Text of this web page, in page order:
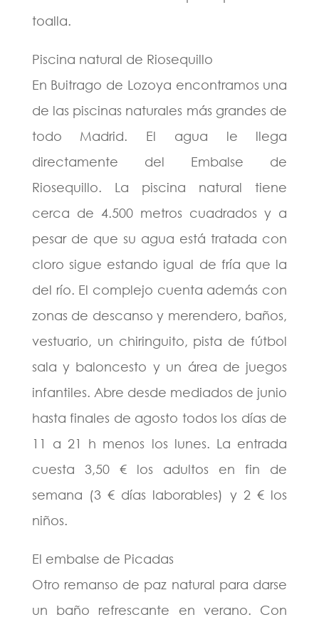
toalla.
Piscina natural de Riosequillo
En Buitrago de Lozoya encontramos una
de las piscinas naturales más grandes de
todo Madrid. El agua le llega
directamente del Embalse de
Riosequillo. La piscina natural tiene
cerca de 4.500 metros cuadrados y a
pesar de que su agua está tratada con
cloro sigue estando igual de fría que la
del río. El complejo cuenta además con
zonas de descanso y merendero, baños,
vestuario, un chiringuito, pista de fútbol
sala y baloncesto y un área de juegos
infantiles. Abre desde mediados de junio
hasta finales de agosto todos los días de
11 a 21 h menos los lunes. La entrada
cuesta 3,50 € los adultos en fin de
semana (3 € días laborables) y 2 € los
niños.
El embalse de Picadas
Otro remanso de paz natural para darse
un baño refrescante en verano. Con